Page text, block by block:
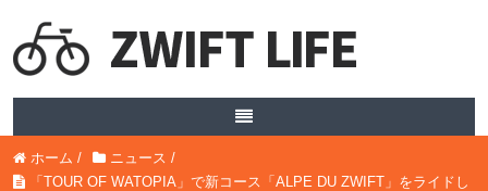
ホーム / ニュース /
「TOUR OF WATOPIA」で新コース「ALPE DU ZWIFT」をライドし